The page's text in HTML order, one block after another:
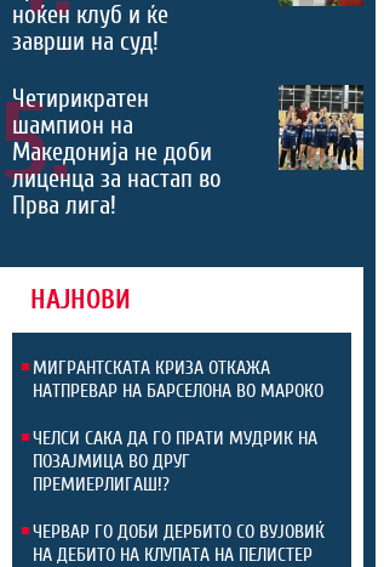
ноќен клуб и ќе
заврши на суд!
5.
Четирикратен
шампион на
Македонија не доби
лиценца за настап во
Прва лига!
НАЈНОВИ
МИГРАНТСКАТА КРИЗА ОТКАЖА
НАТПРЕВАР НА БАРСЕЛОНА ВО МАРОКО
ЧЕЛСИ САКА ДА ГО ПРАТИ МУДРИК НА
ПОЗАЈМИЦА ВО ДРУГ
ПРЕМИЕРЛИГАШ!?
ЧЕРВАР ГО ДОБИ ДЕРБИТО СО ВУЈОВИЌ
НА ДЕБИТО НА КЛУПАТА НА ПЕЛИСТЕР